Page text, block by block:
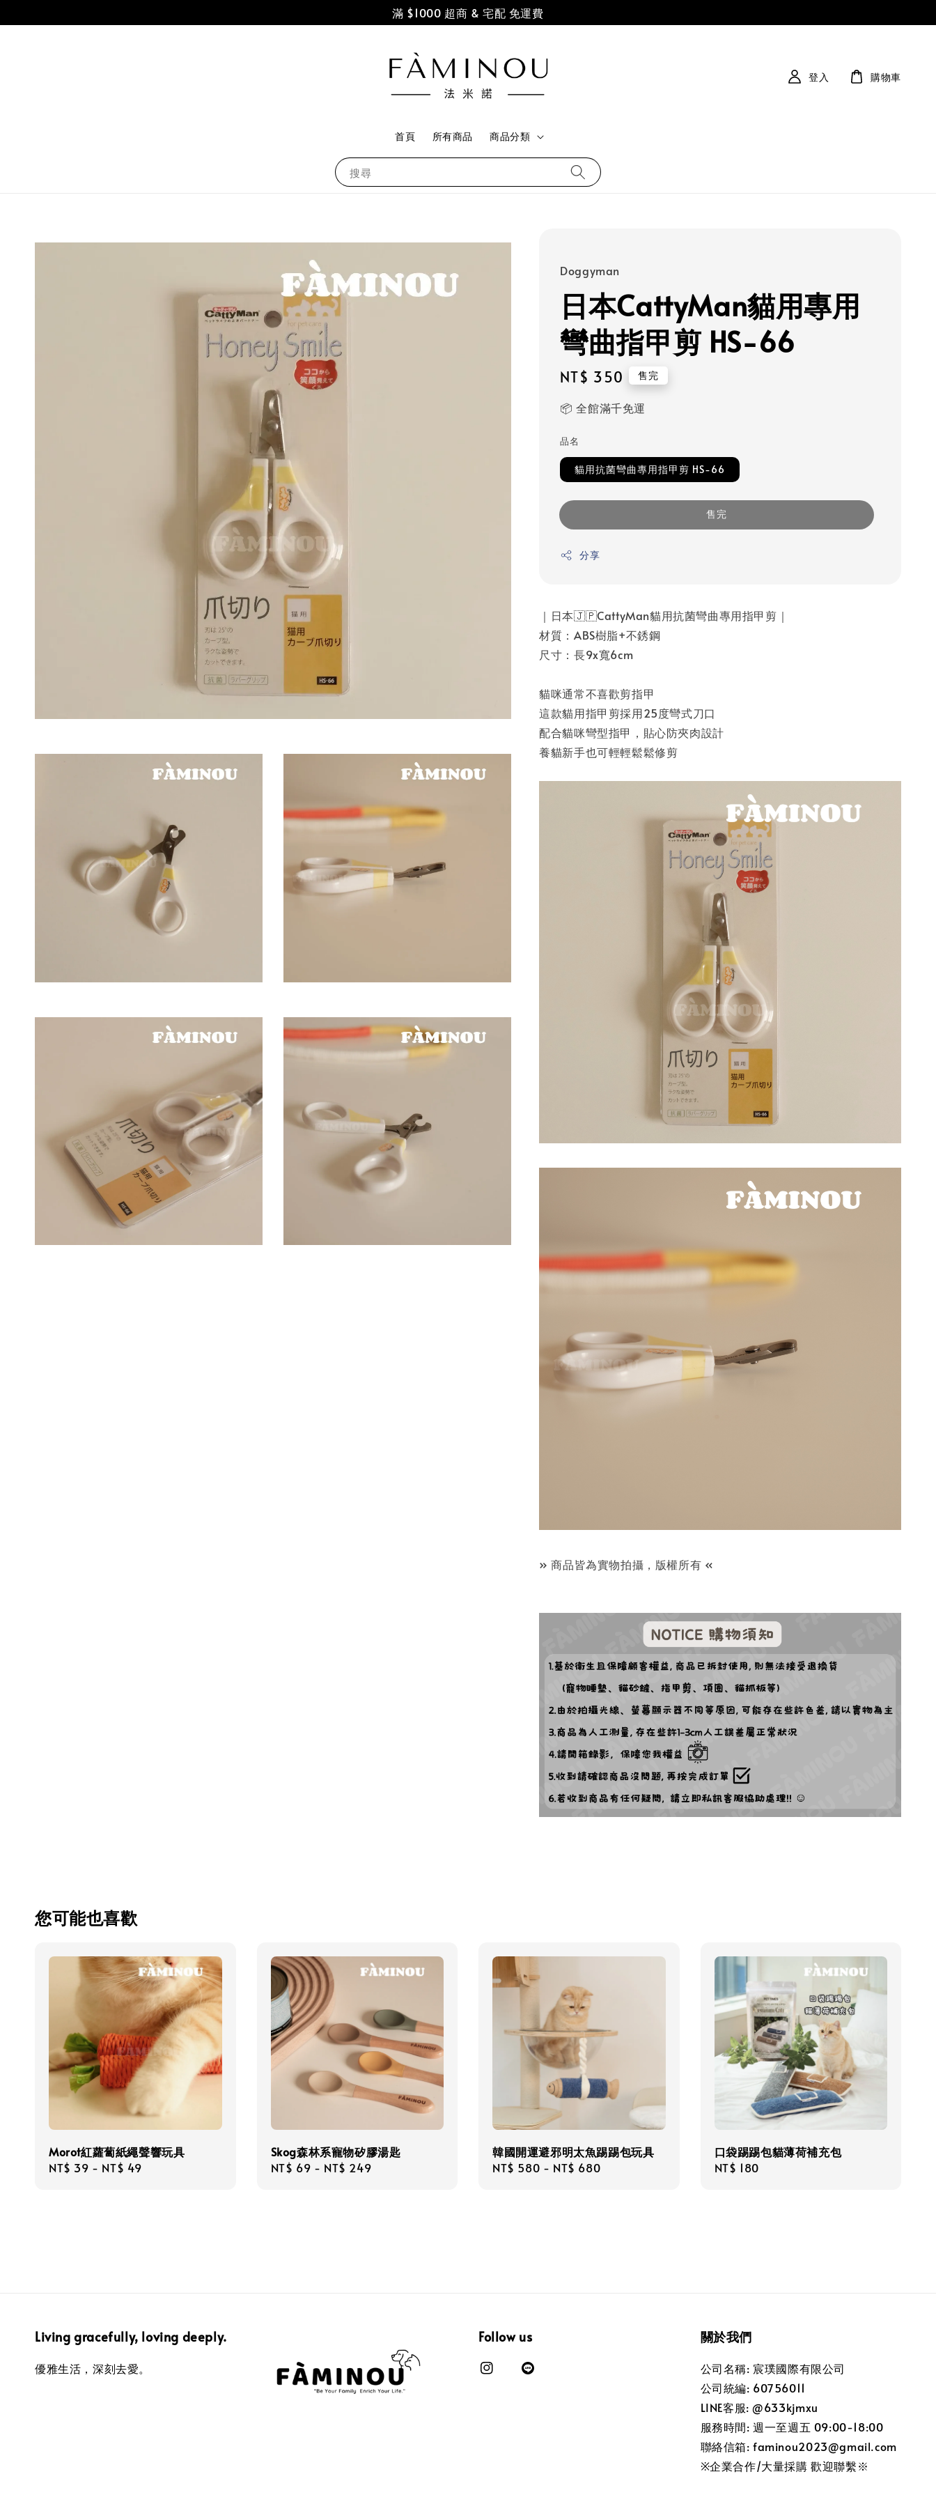
滿 $1000 超商 & 宅配 免運費
搜尋
首頁 所有商品 商品分類
登入 購物車
Doggyman
日本CattyMan貓用專用
彎曲指甲剪 HS-66
Regular
price
NT$ 350 售完
📦 全館滿千免運
品名
貓用抗菌彎曲專用指甲剪 HS-66
售完
分享
｜日本🇯🇵CattyMan貓用抗菌彎曲專用指甲剪｜
材質：ABS樹脂+不銹鋼
尺寸：長9x寬6cm
貓咪通常不喜歡剪指甲
這款貓用指甲剪採用25度彎式刀口
配合貓咪彎型指甲，貼心防夾肉設計
養貓新手也可輕輕鬆鬆修剪
» 商品皆為實物拍攝，版權所有 «
您可能也喜歡
Morot紅蘿蔔紙繩聲響玩具
Regular
NT$ 39 - NT$ 49
Skog森林系寵物矽膠湯匙
Regular
NT$ 69 - NT$ 249
韓國開運避邪明太魚踢踢包玩具
Regular
NT$ 580 - NT$ 680
口袋踢踢包貓薄荷補充包
Regular
NT$ 180
Living gracefully, loving deeply.
優雅生活，深刻去愛。
Follow us 關於我們
公司名稱: 宸璞國際有限公司
公司統編: 60756011
LINE客服: @633kjmxu
服務時間: 週一至週五 09:00-18:00
聯絡信箱: faminou2023@gmail.com
※企業合作/大量採購 歡迎聯繫※